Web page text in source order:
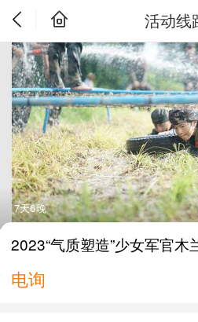
活动线
7天6晚
2023“气质塑造”少女军官木
电询